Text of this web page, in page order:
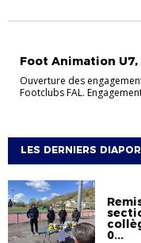
Foot Animation U7,
Ouverture des
Footclubs FAL.
LES DERNIERS
0...